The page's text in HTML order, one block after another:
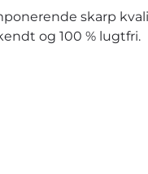
skarp
og 100 % lugtfri.